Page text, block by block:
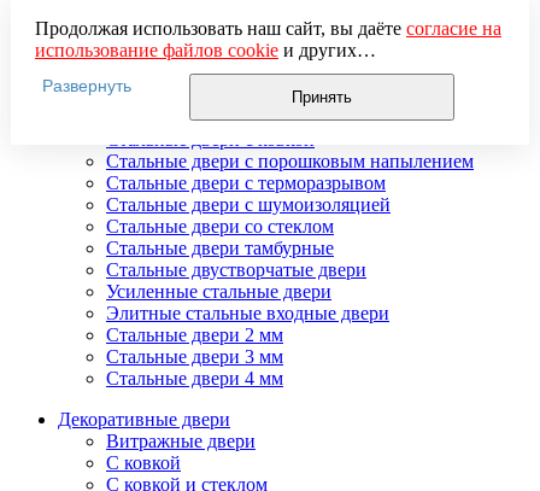
Стальные двери в подъезд
Стальные двери внутреннего открывания
Стальные двери массив
Стальные двери мдф
Стальные двери с зеркалом
Стальные двери с порошковым напылением
Стальные двери с терморазрывом
Стальные двери с шумоизоляцией
Стальные двери со стеклом
Стальные двери тамбурные
Стальные двустворчатые двери
Усиленные стальные двери
Элитные стальные входные двери
Стальные двери 2 мм
Стальные двери 3 мм
Стальные двери 4 мм
Декоративные двери
Витражные двери
С ковкой
С ковкой и стеклом
Продолжая использовать наш сайт, вы даёте согласие на
использование файлов cookieи других
пользовательских данных (включая IP-адрес, сведения о
местоположении, устройстве, действиях на сайте и т. п.)
для функционирования сайта, проведения
использования систем аналитики (например,
Яндекс.Метрика), в соответствии с нашей
обработки персональных данных.
Если вы не хотите, чтобы ваши данные обрабатывались,
настройте ограничения в браузере или покиньте сайт.
Развернуть
Принять